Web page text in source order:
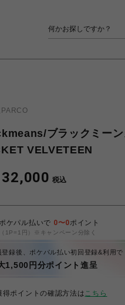
ブラックミー
VELVETEEN
税込
ケパル払いで 0〜0ポイント
（1P=1円）※キャンペーン分除く
登録後、ポケパル払い初回登録&利用で
1,500円分ポイント進呈
得ポイントの確認方法はこちら